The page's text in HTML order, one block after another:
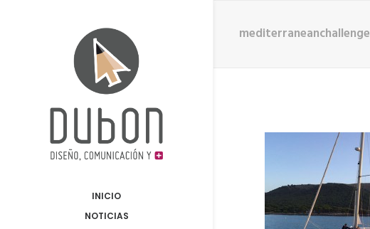
INICIO
NOTICIAS
mediterraneanchallenge